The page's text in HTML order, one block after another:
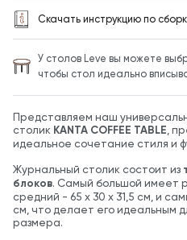
Скачать инструкцию по
У столов Leve вы можете
чтобы стол идеально
Представляем наш
столик KANTA COFFEE TABLE ,
идеальное сочетание стиля и
Журнальный столик состоит из
блоков. Самый большой имеет
средний - 65 х 30 х 31,5 см, и
см, что делает его идеальным
размера.